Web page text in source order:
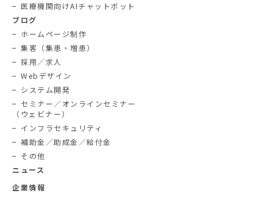
医療機関向けAIチャットボット
ブログ
ホームページ制作
集客（集患・増患）
採用／求人
Webデザイン
システム開発
セミナー／オンラインセミナー
（ウェビナー）
インフラセキュリティ
補助金／助成金／給付金
その他
ニュース
企業情報